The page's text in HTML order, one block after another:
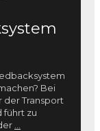
Bei
Transport
führt zu